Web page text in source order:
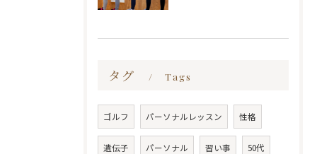
タグ Tags
ゴルフ パーソナルレッスン 性格
遺伝子 パーソナル 習い事 50代